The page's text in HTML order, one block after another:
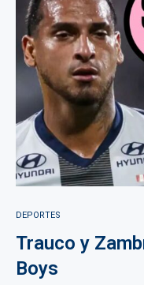
DEPORTES
Trauco y
Boys